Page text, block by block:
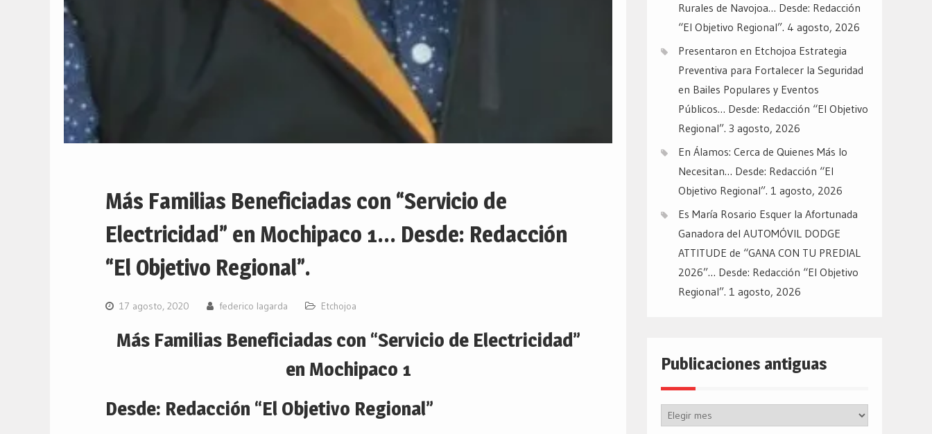
Más Familias Beneficiadas con “Servicio de
Electricidad” en Mochipaco 1… Desde: Redacción
“El Objetivo Regional”.
17 agosto, 2020 federico lagarda Etchojoa
Más Familias Beneficiadas con “Servicio de Electricidad”
en Mochipaco 1
Desde: Redacción “El Objetivo Regional”
Rurales de Navojoa… Desde: Redacción
“El Objetivo Regional”. 4 agosto, 2026
Presentaron en Etchojoa Estrategia
Preventiva para Fortalecer la Seguridad
en Bailes Populares y Eventos
Públicos… Desde: Redacción “El Objetivo
Regional”. 3 agosto, 2026
En Álamos: Cerca de Quienes Más lo
Necesitan… Desde: Redacción “El
Objetivo Regional”. 1 agosto, 2026
Es María Rosario Esquer la Afortunada
Ganadora del AUTOMÓVIL DODGE
ATTITUDE de “GANA CON TU PREDIAL
2026”… Desde: Redacción “El Objetivo
Regional”. 1 agosto, 2026
Publicaciones antiguas
Publicaciones